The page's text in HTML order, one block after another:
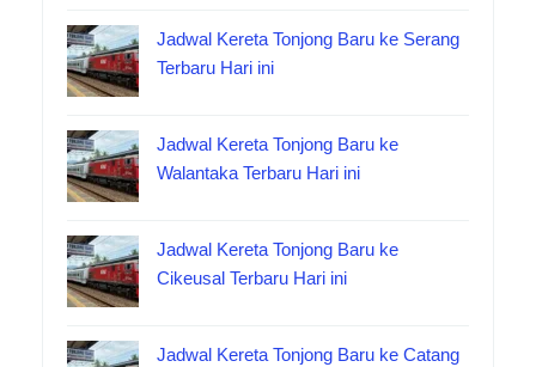
Jadwal Kereta Tonjong Baru ke Serang
Terbaru Hari ini
Jadwal Kereta Tonjong Baru ke
Walantaka Terbaru Hari ini
Jadwal Kereta Tonjong Baru ke
Cikeusal Terbaru Hari ini
Jadwal Kereta Tonjong Baru ke Catang